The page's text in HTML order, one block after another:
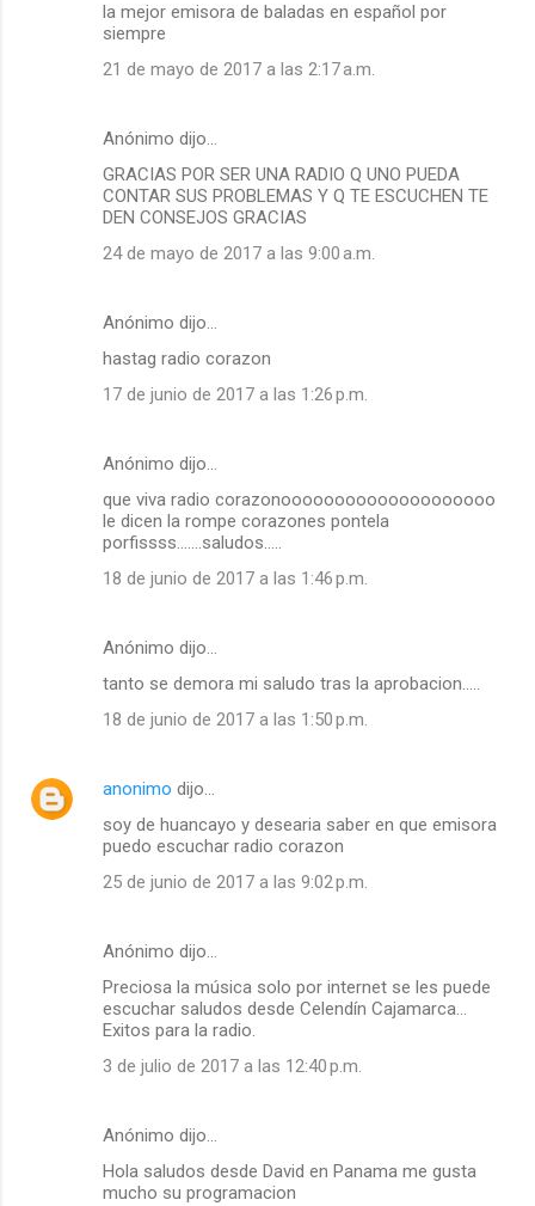
la mejor emisora de baladas en español por
siempre
21 de mayo de 2017 a las 2:17 a.m.
Anónimo dijo…
GRACIAS POR SER UNA RADIO Q UNO PUEDA
CONTAR SUS PROBLEMAS Y Q TE ESCUCHEN TE
DEN CONSEJOS GRACIAS
24 de mayo de 2017 a las 9:00 a.m.
Anónimo dijo…
hastag radio corazon
17 de junio de 2017 a las 1:26 p.m.
Anónimo dijo…
que viva radio corazonoooooooooooooooooooo
le dicen la rompe corazones pontela
porfissss.......saludos.....
18 de junio de 2017 a las 1:46 p.m.
Anónimo dijo…
tanto se demora mi saludo tras la aprobacion.....
18 de junio de 2017 a las 1:50 p.m.
anonimo dijo…
soy de huancayo y desearia saber en que emisora
puedo escuchar radio corazon
25 de junio de 2017 a las 9:02 p.m.
Anónimo dijo…
Preciosa la música solo por internet se les puede
escuchar saludos desde Celendín Cajamarca...
Exitos para la radio.
3 de julio de 2017 a las 12:40 p.m.
Anónimo dijo…
Hola saludos desde David en Panama me gusta
mucho su programacion